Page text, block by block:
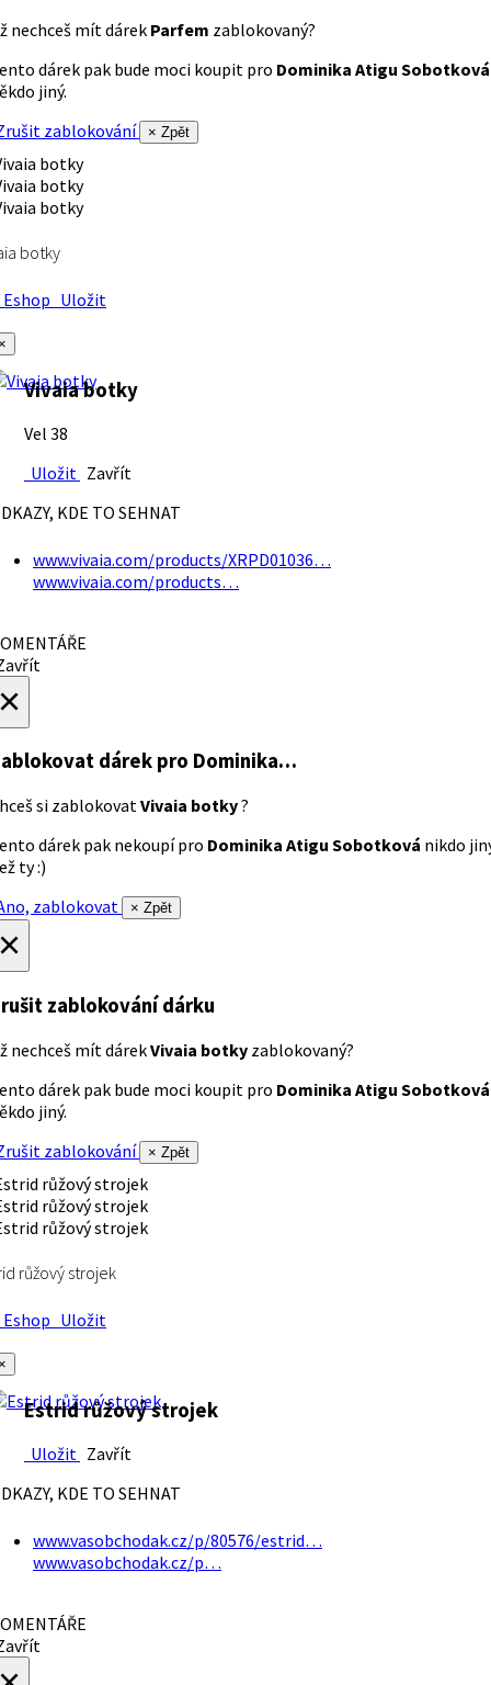
nechceš mít dárek Parfem zablokovaný?
dárek pak bude moci koupit pro Dominika Atigu Sobotková
jiný.
zablokování
× Zpět
botky
Uložit
Vivaia botky
Vel 38
Uložit Zavřít
KDE TO SEHNAT
www.vivaia.com/products/XRPD01036…
www.vivaia.com/products…
dárek pro Dominika…
si zablokovatVivaia botky?
dárek pak nekoupí pro Dominika Atigu Sobotková nikdo
ty :)
zablokovat
× Zpět
zablokování dárku
nechceš mít dárekVivaia botky zablokovaný?
dárek pak bude moci koupit pro Dominika Atigu Sobotková
jiný.
zablokování
× Zpět
růžový strojek
Uložit
Estrid růžový strojek
Uložit Zavřít
KDE TO SEHNAT
www.vasobchodak.cz/p/80576/estrid…
www.vasobchodak.cz/p…